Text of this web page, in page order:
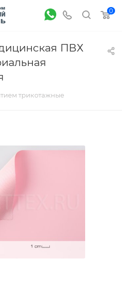
0
ПВХ
трикотажные